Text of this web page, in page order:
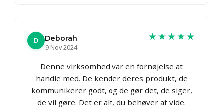
D
Deborah
9 Nov 2024
★★★★★
Denne virksomhed var en fornøjelse at
handle med. De kender deres produkt, de
kommunikerer godt, og de gør det, de siger,
de vil gøre. Det er alt, du behøver at vide.